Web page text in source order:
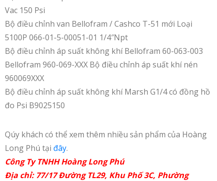
Vac 150 Psi
Bộ điều chỉnh van Bellofram / Cashco T-51 mới Loại
5100P 066-01-5-00051-01 1/4″Npt
Bộ điều chỉnh áp suất không khí Bellofram 60-063-003
Bellofram 960-069-XXX Bộ điều chỉnh áp suất khí nén
960069XXX
Bộ điều chỉnh áp suất không khí Marsh G1/4 có đồng hồ
đo Psi B9025150
Qúy khách có thể xem thêm nhiều sản phẩm của Hoàng
Long Phú tại đây.
Công Ty TNHH Hoàng Long Phú
Địa chỉ: 77/17 Đường TL29, Khu Phố 3C, Phường